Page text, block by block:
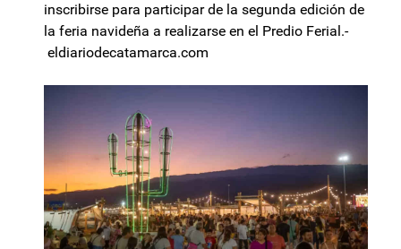
inscribirse para participar de la segunda edición de
la feria navideña a realizarse en el Predio Ferial.-
eldiariodecatamarca.com